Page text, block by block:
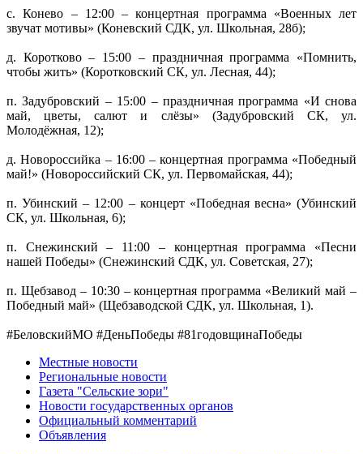
с. Конево – 12:00 – концертная программа «Военных лет
звучат мотивы» (Коневский СДК, ул. Школьная, 28б);
д. Коротково – 15:00 – праздничная программа «Помнить,
чтобы жить» (Коротковский СК, ул. Лесная, 44);
п. Задубровский – 15:00 – праздничная программа «И снова
май, цветы, салют и слёзы» (Задубровский СК, ул.
Молодёжная, 12);
д. Новороссийка – 16:00 – концертная программа «Победный
май!» (Новороссийский СК, ул. Первомайская, 44);
п. Убинский – 12:00 – концерт «Победная весна» (Убинский
СК, ул. Школьная, 6);
п. Снежинский – 11:00 – концертная программа «Песни
нашей Победы» (Снежинский СДК, ул. Советская, 27);
п. Щебзавод – 10:30 – концертная программа «Великий май –
Победный май» (Щебзаводской СДК, ул. Школьная, 1).
#БеловскийМО #ДеньПобеды #81годовщинаПобеды
Местные новости
Региональные новости
Газета "Сельские зори"
Новости государственных органов
Официальный комментарий
Объявления